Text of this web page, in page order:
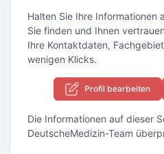
Halten Sie Ihre Informationen
Sie finden und Ihnen
Ihre Kontaktdaten,
wenigen Klicks.
Profil bearbeiten
Die Informationen auf dieser
DeutscheMedizin-Team